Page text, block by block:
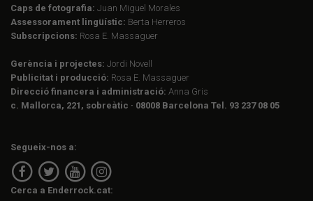
Caps de fotografia: Juan Miguel Morales
Assessorament lingüístic: Berta Herreros
Subscripcions: Rosa E. Massaguer
Gerència i projectes: Jordi Novell
Publicitat i producció: Rosa E. Massaguer
Direcció financera i administració: Anna Gris
c. Mallorca, 221, sobreàtic · 08008 Barcelona Tel. 93 237 08 05
Segueix-nos a:
Cerca a Enderrock.cat: